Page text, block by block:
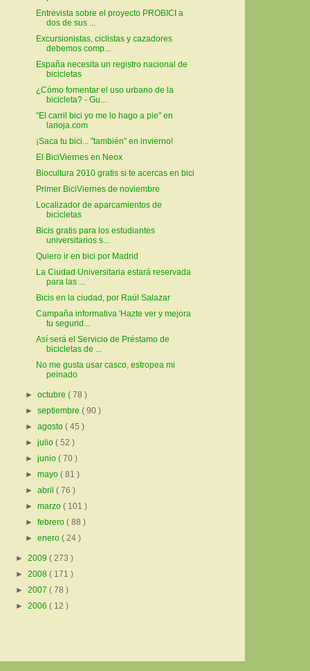
Entrevista sobre el proyecto PROBICI a
dos de sus ...
Excursionistas, ciclistas y cazadores
debemos comp...
España necesita un registro nacional de
bicicletas
¿Cómo fomentar el uso urbano de la
bicicleta? - Gu...
"El carril bici yo me lo hago a pie" en
larioja.com
¡Saca tu bici... "también" en invierno!
El BiciViernes en Neox
Biocultura 2010 gratis si te acercas en bici
Primer BiciViernes de noviembre
Localizador de aparcamientos de
bicicletas
Bicis gratis para los estudiantes
universitarios s...
Quiero ir en bici por Madrid
La Ciudad Universitaria estará reservada
para las ...
Bicis en la ciudad, por Raúl Salazar
Campaña informativa 'Hazte ver y mejora
tu segurid...
Así será el Servicio de Préstamo de
bicicletas de ...
No me gusta usar casco, estropea mi
peinado
►octubre( 78 )
►septiembre( 90 )
►agosto( 45 )
►julio( 52 )
►junio( 70 )
►mayo( 81 )
►abril( 76 )
►marzo( 101 )
►febrero( 88 )
►enero( 24 )
► 2009 ( 273 )
► 2008 ( 171 )
► 2007 ( 78 )
► 2006 ( 12 )